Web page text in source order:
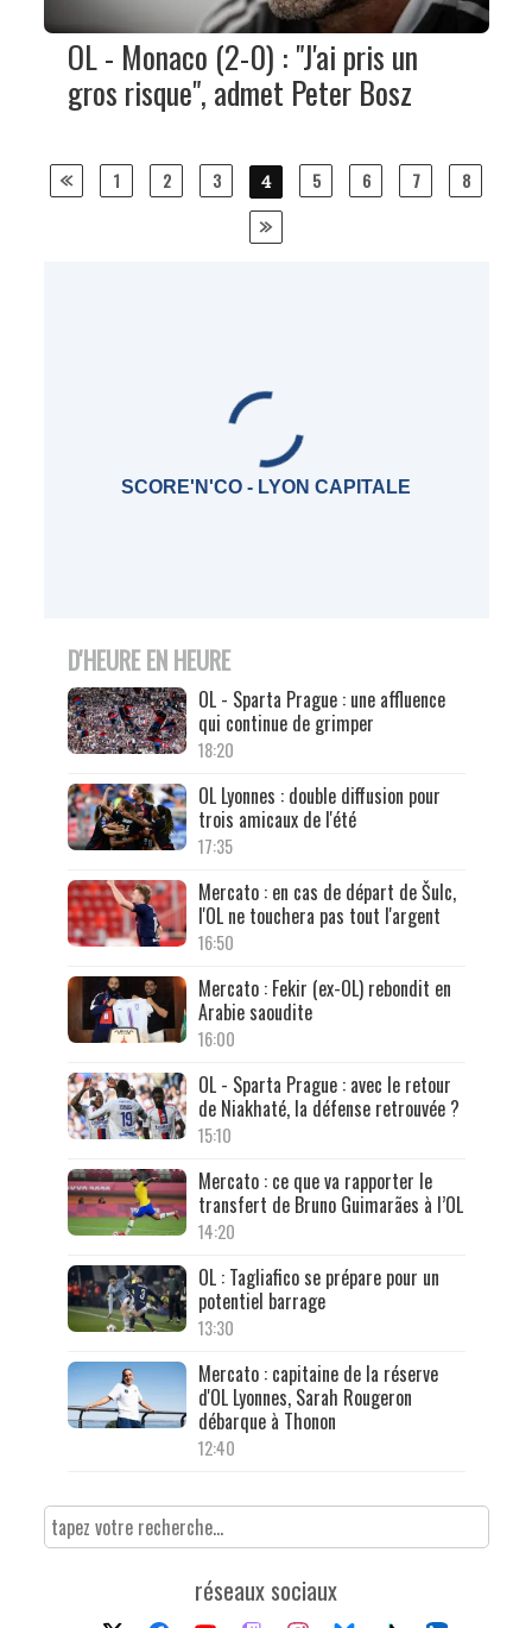
OL - Monaco (2-0) : "J'ai pris un
gros risque", admet Peter Bosz
Posts 1 2 3 4 5 6 7 8
SCORE'N'CO - LYON CAPITALE
D'HEURE EN HEURE
OL - Sparta Prague : une affluence
qui continue de grimper
18:20
OL Lyonnes : double diffusion pour
trois amicaux de l'été
17:35
Mercato : en cas de départ de Šulc,
l'OL ne touchera pas tout l'argent
16:50
Mercato : Fekir (ex-OL) rebondit en
Arabie saoudite
16:00
OL - Sparta Prague : avec le retour
de Niakhaté, la défense retrouvée ?
15:10
Mercato : ce que va rapporter le
transfert de Bruno Guimarães à l’OL
14:20
OL : Tagliafico se prépare pour un
potentiel barrage
13:30
Mercato : capitaine de la réserve
d'OL Lyonnes, Sarah Rougeron
débarque à Thonon
12:40
réseaux sociaux